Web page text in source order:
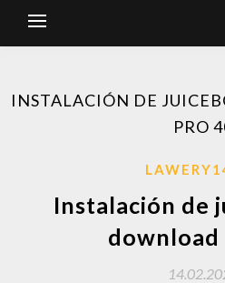
INSTALACIÓN DE
PRO
Instalación de